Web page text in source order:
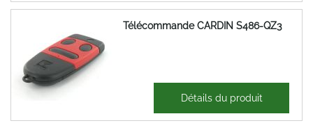
Télécommande CARDIN S486-QZ3
35,12 € Détails du produit